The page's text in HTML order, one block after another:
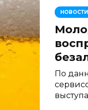
НОВОСТИ
По